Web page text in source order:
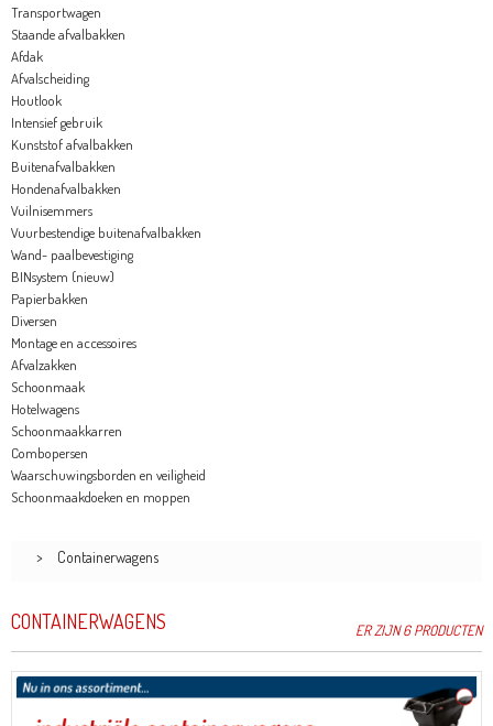
Transportwagen
Staande afvalbakken
Afdak
Afvalscheiding
Houtlook
Intensief gebruik
Kunststof afvalbakken
Buitenafvalbakken
Hondenafvalbakken
Vuilnisemmers
Vuurbestendige buitenafvalbakken
Wand- paalbevestiging
BINsystem (nieuw)
Papierbakken
Diversen
Montage en accessoires
Afvalzakken
Schoonmaak
Hotelwagens
Schoonmaakkarren
Combopersen
Waarschuwingsborden en veiligheid
Schoonmaakdoeken en moppen
> Containerwagens
CONTAINERWAGENS ER ZIJN 6 PRODUCTEN